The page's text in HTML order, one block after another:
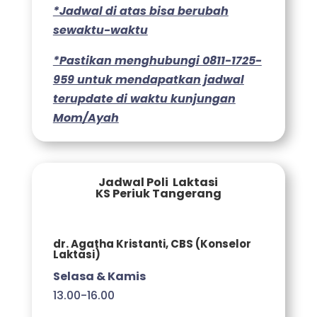
*Jadwal di atas bisa berubah
sewaktu-waktu
*Pastikan menghubungi 0811-1725-
959 untuk mendapatkan jadwal
terupdate di waktu kunjungan
Mom/Ayah
Jadwal Poli Laktasi
KS Periuk Tangerang
dr. Agatha Kristanti, CBS (Konselor
Laktasi)
Selasa & Kamis
13.00-16.00